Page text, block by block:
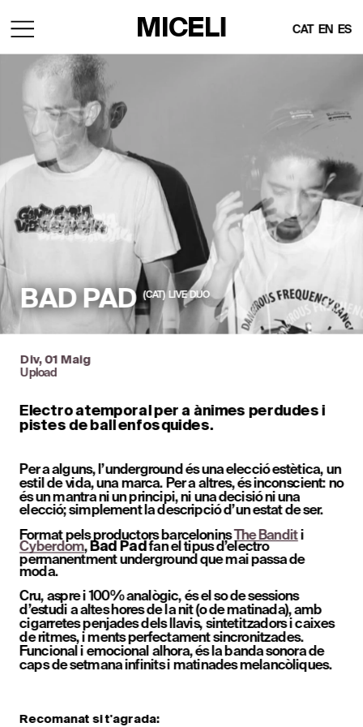
BAD PAD (CAT)  LIVE  DUO
MICELI CAT EN ES
Div, 01 Maig
Upload
Electro atemporal per a ànimes perdudes i
pistes de ball enfosquides.
Per a alguns, l’underground és una elecció estètica, un
estil de vida, una marca. Per a altres, és inconscient: no
és un mantra ni un principi, ni una decisió ni una
elecció; simplement la descripció d’un estat de ser.
Format pels productors barcelonins The Bandit i
Cyberdom, Bad Pad fan el tipus d’electro
permanentment underground que mai passa de
moda.
Cru, aspre i 100% analògic, és el so de sessions
d’estudi a altes hores de la nit (o de matinada), amb
cigarretes penjades dels llavis, sintetitzadors i caixes
de ritmes, i ments perfectament sincronitzades.
Funcional i emocional alhora, és la banda sonora de
caps de setmana infinits i matinades melancòliques.
Recomanat si t'agrada: